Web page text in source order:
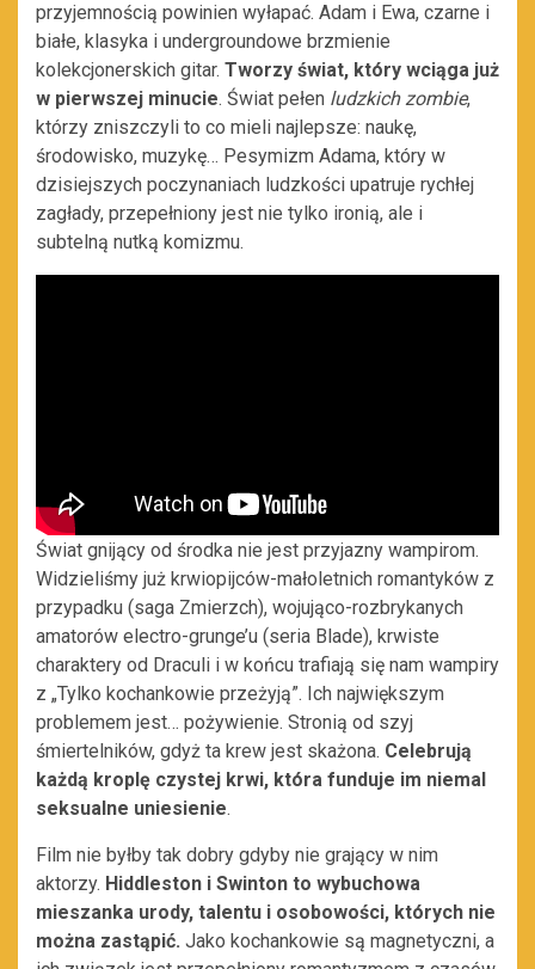
przyjemnością powinien wyłapać. Adam i Ewa, czarne i
białe, klasyka i undergroundowe brzmienie
kolekcjonerskich gitar. Tworzy świat, który wciąga już
w pierwszej minucie. Świat pełen ludzkich zombie,
którzy zniszczyli to co mieli najlepsze: naukę,
środowisko, muzykę… Pesymizm Adama, który w
dzisiejszych poczynaniach ludzkości upatruje rychłej
zagłady, przepełniony jest nie tylko ironią, ale i
subtelną nutką komizmu.
Świat gnijący od środka nie jest przyjazny wampirom.
Widzieliśmy już krwiopijców-małoletnich romantyków z
przypadku (saga Zmierzch), wojująco-rozbrykanych
amatorów electro-grunge’u (seria Blade), krwiste
charaktery od Draculi i w końcu trafiają się nam wampiry
z „Tylko kochankowie przeżyją”. Ich największym
problemem jest… pożywienie. Stronią od szyj
śmiertelników, gdyż ta krew jest skażona. Celebrują
każdą kroplę czystej krwi, która funduje im niemal
seksualne uniesienie.
Film nie byłby tak dobry gdyby nie grający w nim
aktorzy. Hiddleston i Swinton to wybuchowa
mieszanka urody, talentu i osobowości, których nie
można zastąpić. Jako kochankowie są magnetyczni, a